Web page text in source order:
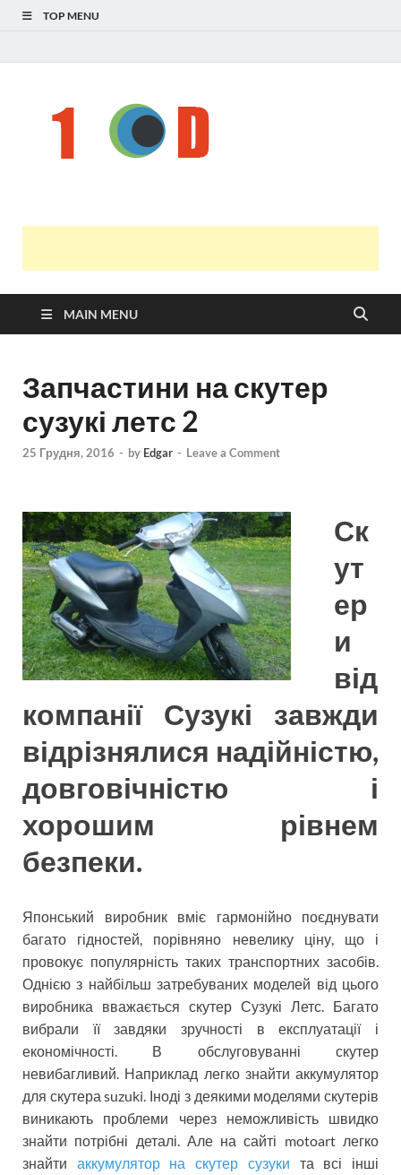
TOP MENU
MAIN MENU
Запчастини на скутер
сузукі летс 2
25 Грудня, 2016 - by Edgar - Leave a Comment
Ск
ут
ер
и
від
компанії Сузукі завжди
відрізнялися надійністю,
довговічністю і
хорошим рівнем
безпеки.
Японський виробник вміє гармонійно поєднувати
багато гідностей, порівняно невелику ціну, що і
провокує популярність таких транспортних засобів.
Однією з найбільш затребуваних моделей від цього
виробника вважається скутер Сузукі Летс. Багато
вибрали її завдяки зручності в експлуатації і
економічності. В обслуговуванні скутер
невибагливий. Наприклад легко знайти аккумулятор
для скутера suzuki. Іноді з деякими моделями скутерів
виникають проблеми через неможливість швидко
знайти потрібні деталі. Але на сайті motoart легко
знайти аккумулятор на скутер сузуки та всі інші